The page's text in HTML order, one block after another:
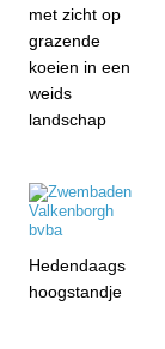
met zicht op
grazende
koeien in een
weids
landschap
Hedendaags
hoogstandje